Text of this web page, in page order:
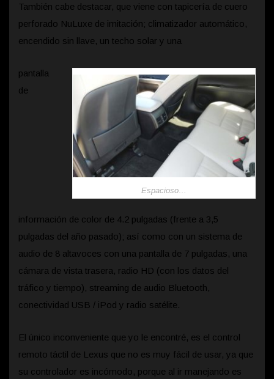
También cabe destacar, que viene con tapicería de cuero
perforado NuLuxe de imitación; climatizador automático,
encendido sin llave, un techo solar y una
Espacioso…
pantalla
de
información de color de 4.2 pulgadas (frente a 3,5
pulgadas del año pasado); así como con un sistema de
audio de 8 altavoces con una pantalla de 7 pulgadas, una
cámara de vista trasera, radio HD (con los datos del
tráfico y tiempo), streaming de audio Bluetooth,
conectividad USB / iPod y radio satélite.
El único inconveniente que yo le encontré, es el control
remoto táctil de Lexus que no es muy fácil de usar, ya que
su controlador es incómodo, porque al ir manejando es